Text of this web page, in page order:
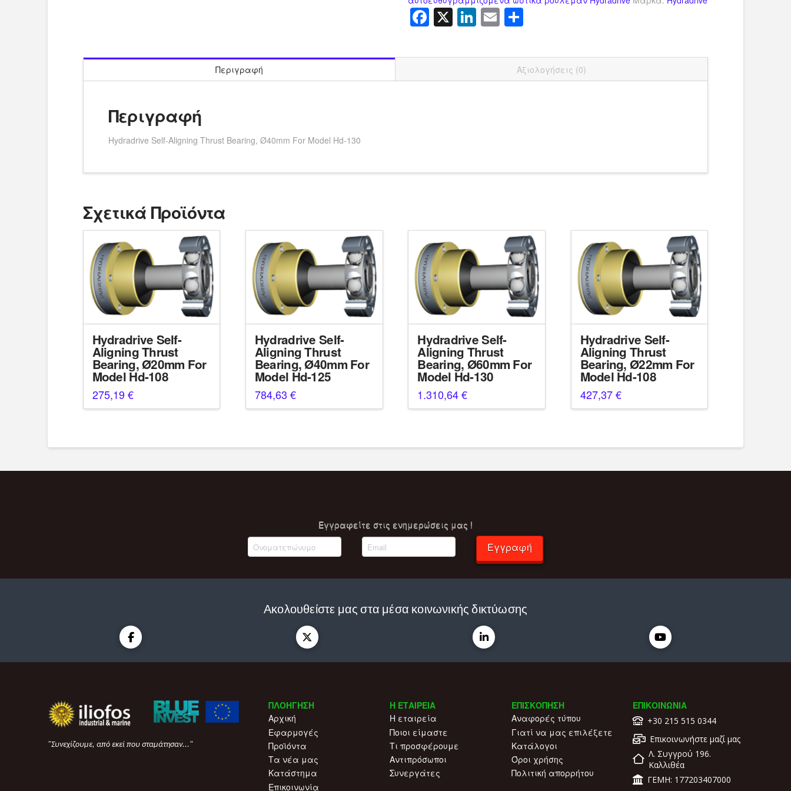
Facebook
X LinkedIn
Email
Περιγραφή Αξιολογήσεις (0)
Περιγραφή
Hydradrive Self-Aligning Thrust Bearing, Ø40mm For Model Hd-130
Σχετικά Προϊόντα
Hydradrive Self-
Aligning Thrust
Bearing, Ø20mm For
Model Hd-108
275,19€
Hydradrive Self-
Aligning Thrust
Bearing, Ø40mm For
Model Hd-125
784,63 €
Hydradrive Self-
Aligning Thrust
Bearing, Ø60mm For
Model Hd-130
1.310,64€
Hydradrive Self-
Aligning Thrust
Bearing, Ø22mm For
Model Hd-108
427,37€
Eγγραφείτε στις ενημερώσεις μας !
Εγγραφή
Ακολουθείστε μας στα μέσα κοινωνικής δικτύωσης
"Συνεχίζουμε, από εκεί που σταμάτησαν..."
ΠΛΟΗΓΗΣΗ
Αρχική
Εφαρμογές
Προϊόντα
Τα νέα μας
Κατάστημα
Επικοινωνία
Η ΕΤΑΙΡΕΙΑ
Η εταιρεία
Ποιοι είμαστε
Τι προσφέρουμε
Αντιπρόσωποι
Συνεργάτες
ΕΠΙΣΚΟΠΗΣΗ
Αναφορές τύπου
Γιατί να μας επιλέξετε
Κατάλογοι
Όροι χρήσης
Πολιτική απορρήτου
ΕΠΙΚΟΙΝΩΝΙΑ
+30 215 515 0344
Επικοινωνήστε μαζί μας
Λ. Συγγρού 196.
Καλλιθέα
ΓΕΜΗ: 177203407000